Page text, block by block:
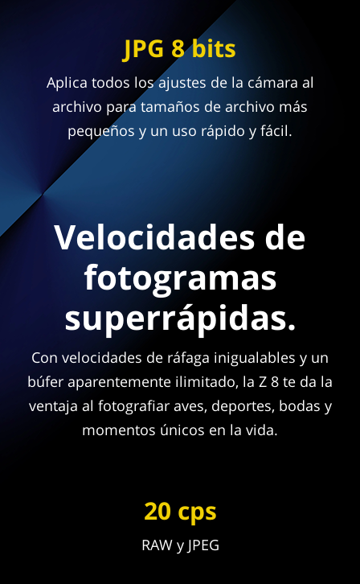
JPG 8 bits
Aplica todos los ajustes de la cámara al
archivo para tamaños de archivo más
pequeños y un uso rápido y fácil.
Velocidades de
fotogramas
superrápidas.
Con velocidades de ráfaga inigualables y un
búfer aparentemente ilimitado, la Z 8 te da la
ventaja al fotografiar aves, deportes, bodas y
momentos únicos en la vida.
20 cps
RAW y JPEG